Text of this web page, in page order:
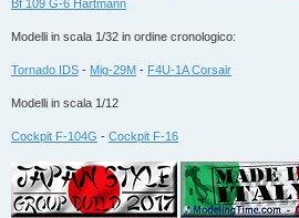
Bf 109 G-6 Hartmann
Modelli in scala 1/32 in ordine cronologico:
Tornado IDS - Mig-29M - F4U-1A Corsair
Modelli in scala 1/12
Cockpit F-104G - Cockpit F-16